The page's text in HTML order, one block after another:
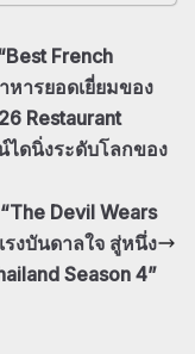
French
หารยอดเยี่ยมของ
Restaurant
ไดนิ่งระดับโลกของ
Devil Wears
งบันดาลใจ สู่หนึ่ง
Season 4”